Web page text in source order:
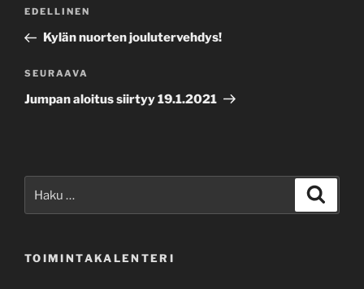
Edellinen
artikkeli
EDELLINEN
Kylän nuorten joulutervehdys!
Seuraava
artikkeli
SEURAAVA
Jumpan aloitus siirtyy 19.1.2021
TOIMINTAKALENTERI